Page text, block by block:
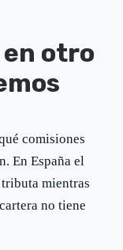
otro
comisiones
En España el
mientras
no tiene